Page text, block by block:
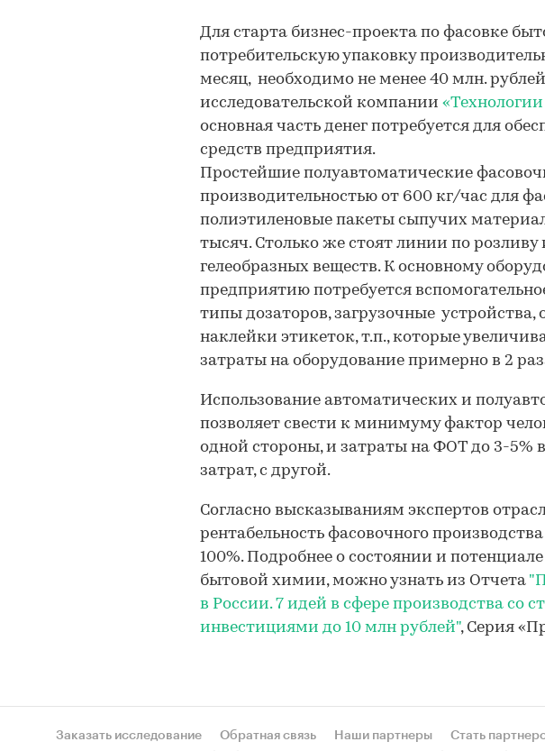
Для старта бизнес-проекта по фасовке
потребительскую упаковку
месяц, необходимо не менее 40 млн.
исследовательской компании
основная часть денег потребуется для
средств предприятия.
Простейшие полуавтоматические
производительностью от 600 кг/час для
полиэтиленовые пакеты сыпучих
тысяч. Столько же стоят линии по
гелеобразных веществ. К основному
предприятию потребуется
типы дозаторов, загрузочные устройства,
наклейки этикеток, т.п., которые
затраты на оборудование примерно в 2
Использование автоматических и
позволяет свести к минимуму фактор
одной стороны, и затраты на ФОТ до 3-5%
затрат, с другой.
Согласно высказываниям экспертов
рентабельность фасовочного
100%. Подробнее о состоянии и
бытовой химии, можно узнать из Отчета
в России. 7 идей в сфере производства со
инвестициями до 10 млн рублей", Серия
Заказать исследование Обратная связь Наши партнеры Стать